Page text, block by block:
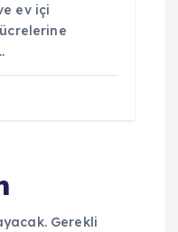
ev içi
Gerekli